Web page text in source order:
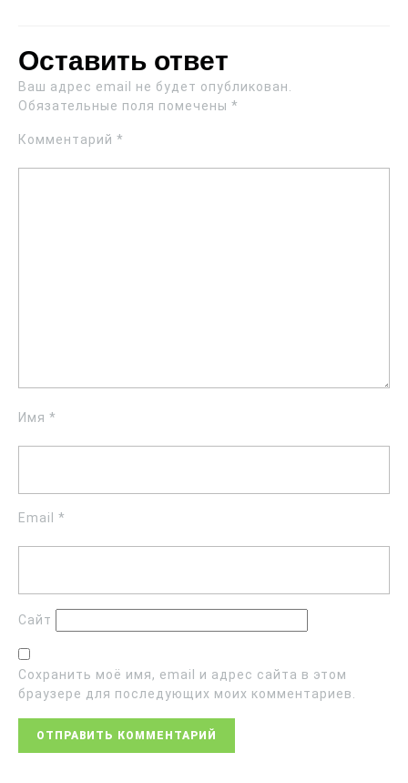
Оставить ответ
Ваш адрес email не будет опубликован.
Обязательные поля помечены *
Комментарий *
Имя *
Email *
Сайт
Сохранить моё имя, email и адрес сайта в этом
браузере для последующих моих комментариев.